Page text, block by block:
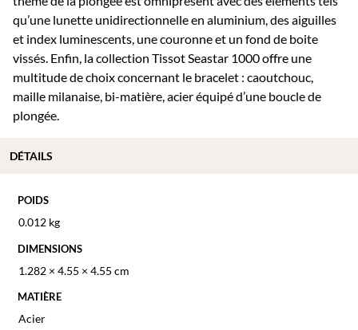
qu’une lunette unidirectionnelle en aluminium, des aiguilles
et index luminescents, une couronne et un fond de boite
vissés. Enfin, la collection Tissot Seastar 1000 offre une
multitude de choix concernant le bracelet : caoutchouc,
maille milanaise, bi-matière, acier équipé d’une boucle de
plongée.
POIDS
0.012 kg
DIMENSIONS
1.282 × 4.55 × 4.55 cm
MATIÈRE
Acier
DÉTAILS